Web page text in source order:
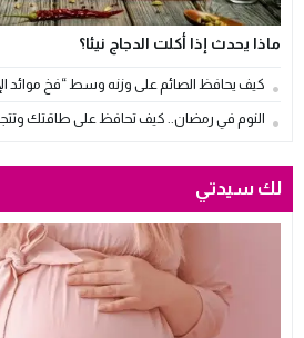
ماذا يحدث إذا أكلت الدجاج نيئا؟
كيف يحافظ الصائم على وزنه وسط “فخ موائد
النوم في رمضان.. كيف تحافظ على طاقتك
لك سيدتي